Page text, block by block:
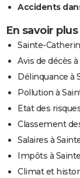
Accidents
En savoir
Sainte-
Avis de décès
Délinquance à
Pollution à
Etat des
Classement
Salaires à
Impôts à
Climat et